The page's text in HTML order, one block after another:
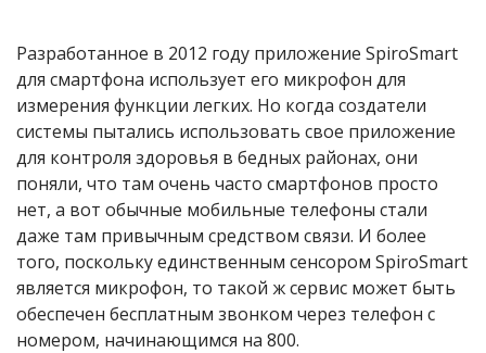
Разработанное в 2012 году приложение SpiroSmart
для смартфона использует его микрофон для
измерения функции легких. Но когда создатели
системы пытались использовать свое приложение
для контроля здоровья в бедных районах, они
поняли, что там очень часто смартфонов просто
нет, а вот обычные мобильные телефоны стали
даже там привычным средством связи. И более
того, поскольку единственным сенсором SpiroSmart
является микрофон, то такой ж сервис может быть
обеспечен бесплатным звонком через телефон с
номером, начинающимся на 800.